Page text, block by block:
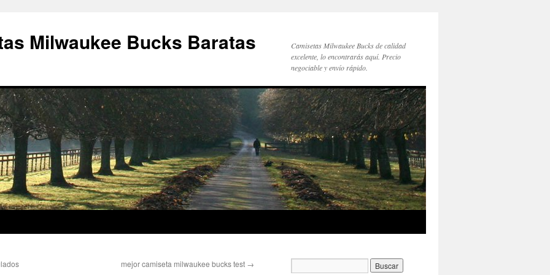
Milwaukee Bucks Baratas
Camisetas Milwaukee Bucks de calidad
excelente, lo encontrarás aquí. Precio
negociable y envío rápido.
mejor camiseta milwaukee bucks test →